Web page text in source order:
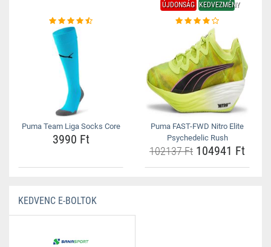
Puma Team Liga Socks Core
3990 Ft
ÚJDONSÁG KEDVEZMÉNY
Puma FAST-FWD Nitro Elite
Psychedelic Rush
102137 Ft 104941 Ft
KEDVENC E-BOLTOK